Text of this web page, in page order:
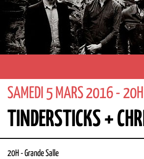
SAMEDI 5 MARS 2016 - 20H
TINDERSTICKS +
20H -Grande Salle